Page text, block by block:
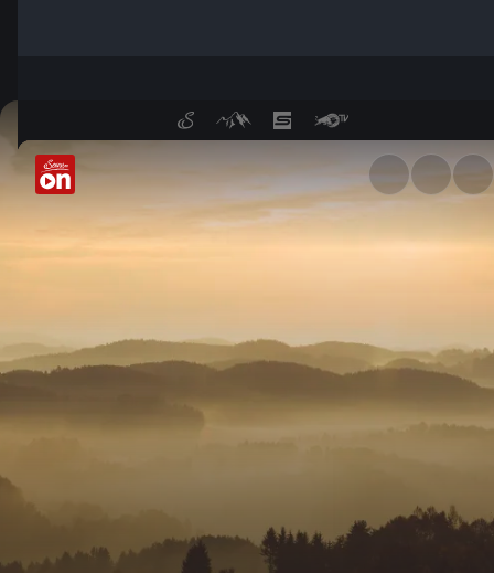
Grenzenlos und steinreich -